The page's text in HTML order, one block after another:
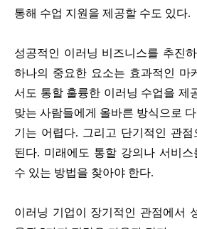
통해 수업 지원을 제공할 수도 있다.
성공적인 이러닝 비즈니스를 추진
하나의 중요한 요소는 효과적인 마
서도 통할 훌륭한 이러닝 수업을 제
맞는 사람들에게 올바른 방식으로
기는 어렵다. 그리고 단기적인 관
된다. 미래에도 통할 강의나 서비
수 있는 방법을 찾아야 한다.
이러닝 기업이 장기적인 관점에서